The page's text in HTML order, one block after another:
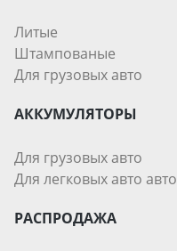
Литые
Штампованые
Для грузовых авто
АККУМУЛЯТОРЫ
Для грузовых авто
Для легковых авто авто
РАСПРОДАЖА